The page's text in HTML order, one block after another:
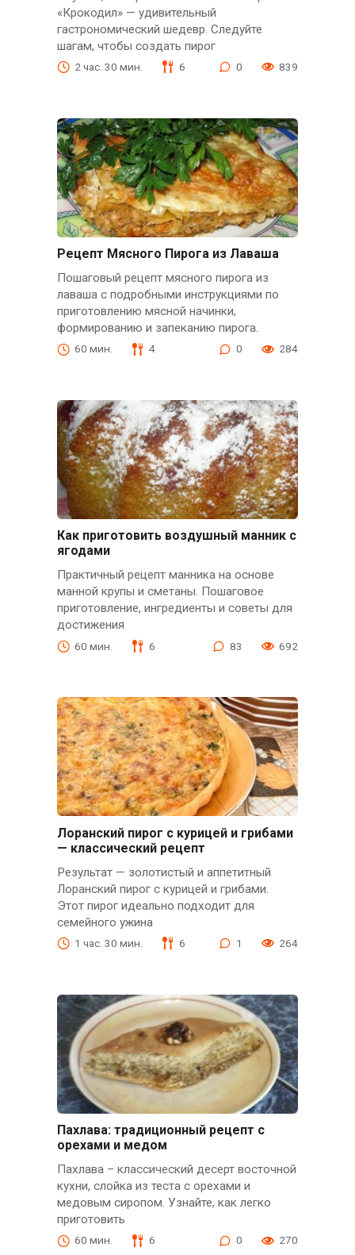
«Крокодил» — удивительный
гастрономический шедевр. Следуйте
шагам, чтобы создать пирог
2 час. 30 мин. 6 0 839
Рецепт Мясного Пирога из Лаваша
Пошаговый рецепт мясного пирога из
лаваша с подробными инструкциями по
приготовлению мясной начинки,
формированию и запеканию пирога.
60 мин. 4 0 284
Как приготовить воздушный манник с
ягодами
Практичный рецепт манника на основе
манной крупы и сметаны. Пошаговое
приготовление, ингредиенты и советы для
достижения
60 мин. 6 83 692
Лоранский пирог с курицей и грибами
— классический рецепт
Результат — золотистый и аппетитный
Лоранский пирог с курицей и грибами.
Этот пирог идеально подходит для
семейного ужина
1 час. 30 мин. 6 1 264
Пахлава: традиционный рецепт с
орехами и медом
Пахлава – классический десерт восточной
кухни, слойка из теста с орехами и
медовым сиропом. Узнайте, как легко
приготовить
60 мин. 6 0 270